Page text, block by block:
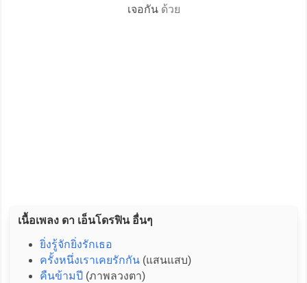
เจอกันด้วย
เนื้อเพลง ดา เอ็นโดรฟิน อื่นๆ
ยิ่งรู้จักยิ่งรักเธอ
ครั้งหนึ่งเราเคยรักกัน(แสนแสบ)
คืนข้ามปี (ภาพลวงตา)